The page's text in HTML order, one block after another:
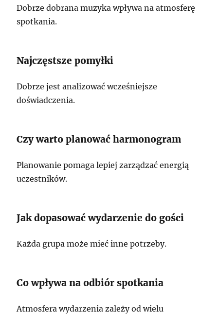
Dobrze dobrana muzyka wpływa na atmosferę
spotkania.
Najczęstsze pomyłki
Dobrze jest analizować wcześniejsze
doświadczenia.
Czy warto planować harmonogram
Planowanie pomaga lepiej zarządzać energią
uczestników.
Jak dopasować wydarzenie do gości
Każda grupa może mieć inne potrzeby.
Co wpływa na odbiór spotkania
Atmosfera wydarzenia zależy od wielu